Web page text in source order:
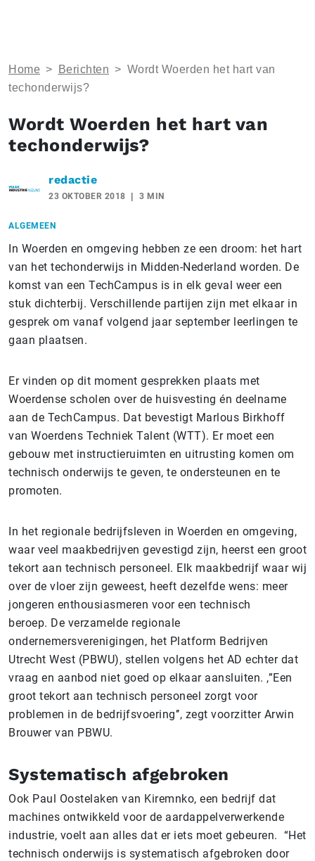
Home > Berichten > Wordt Woerden het hart van
techonderwijs?
Wordt Woerden het hart van
techonderwijs?
redactie
23 OKTOBER 2018 3 MIN
ALGEMEEN
In Woerden en omgeving hebben ze een droom: het hart
van het techonderwijs in Midden-Nederland worden. De
komst van een TechCampus is in elk geval weer een
stuk dichterbij. Verschillende partijen zijn met elkaar in
gesprek om vanaf volgend jaar september leerlingen te
gaan plaatsen.
Er vinden op dit moment gesprekken plaats met
Woerdense scholen over de huisvesting én deelname
aan de TechCampus. Dat bevestigt Marlous Birkhoff
van Woerdens Techniek Talent (WTT). Er moet een
gebouw met instructieruimten en uitrusting komen om
technisch onderwijs te geven, te ondersteunen en te
promoten.
In het regionale bedrijfsleven in Woerden en omgeving,
waar veel maakbedrijven gevestigd zijn, heerst een groot
tekort aan technisch personeel. Elk maakbedrijf waar wij
over de vloer zijn geweest, heeft dezelfde wens: meer
jongeren enthousiasmeren voor een technisch
beroep. De verzamelde regionale
ondernemersverenigingen, het Platform Bedrijven
Utrecht West (PBWU), stellen volgens het AD echter dat
vraag en aanbod niet goed op elkaar aansluiten. ,”Een
groot tekort aan technisch personeel zorgt voor
problemen in de bedrijfsvoering’’, zegt voorzitter Arwin
Brouwer van PBWU.
Systematisch afgebroken
Ook Paul Oostelaken van Kiremnko, een bedrijf dat
machines ontwikkeld voor de aardappelverwerkende
industrie, voelt aan alles dat er iets moet gebeuren. “Het
technisch onderwijs is systematisch afgebroken door